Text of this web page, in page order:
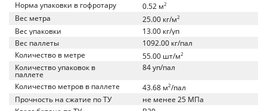
Норма упаковки в гофротару
0.52 м2
Вес метра 25.00 кг/м2
Вес упаковки
13.00 кг/уп
Вес паллеты
1092.00 кг/пал
Количество в метре
55.00 шт/м2
Количество упаковок в
паллете
84 уп/пал
Количество метров в паллете 43.68 м2/пал
Прочность на сжатие по ТУ
не менее 25 МПа